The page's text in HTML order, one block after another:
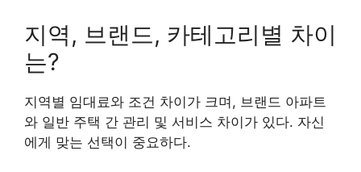
지역, 브랜드, 카테고리별 차이
는?
지역별 임대료와 조건 차이가 크며, 브랜드 아파트
와 일반 주택 간 관리 및 서비스 차이가 있다. 자신
에게 맞는 선택이 중요하다.